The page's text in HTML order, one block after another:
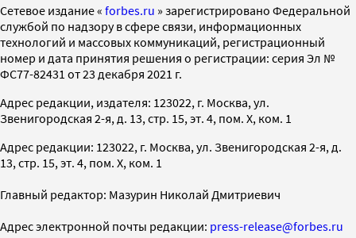
Cетевое издание « forbes.ru » зарегистрировано Федеральной
службой по надзору в сфере связи, информационных
технологий и массовых коммуникаций, регистрационный
номер и дата принятия решения о регистрации: серия Эл №
ФС77-82431 от 23 декабря 2021 г.
Адрес редакции, издателя: 123022, г. Москва, ул.
Звенигородская 2-я, д. 13, стр. 15, эт. 4, пом. X, ком. 1
Адрес редакции: 123022, г. Москва, ул. Звенигородская 2-я, д.
13, стр. 15, эт. 4, пом. X, ком. 1
Главный редактор: Мазурин Николай Дмитриевич
Адрес электронной почты редакции: press-release@forbes.ru